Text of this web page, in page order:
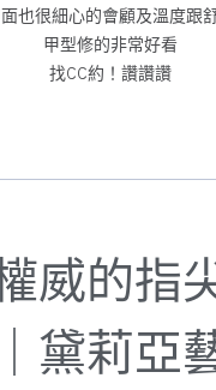
也很細心的會顧及溫度跟
甲型修的非常好看
找CC約！讚讚讚
威的指
黛莉亞